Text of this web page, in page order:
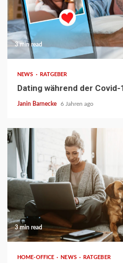
3 min read
NEWS RATGEBER
Dating während der
Janin Barnecke 6 Jahren ago
3 min read
HOME-OFFICE NEWS RATGEBER